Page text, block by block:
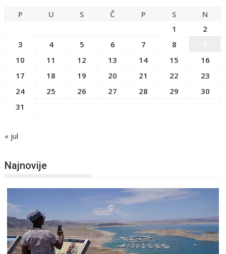
P U S Č P S
N
1
2
3
4 5 6 7 8
10
11 12 13 14 15
16
17
18 19 20 21 22
23
24
25 26 27 28 29
30
31
« jul
Najnovije